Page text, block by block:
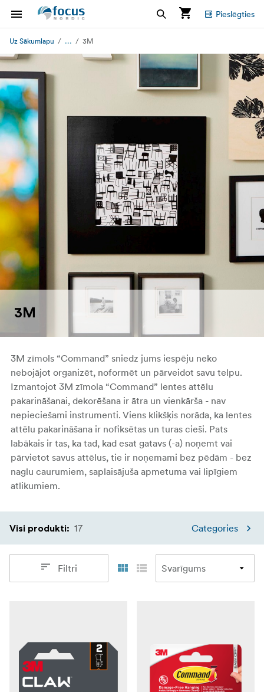
Pieslēgties
Uz Sākumlapu ... 3M
3M
3M zīmols “Command” sniedz jums iespēju neko
nebojājot organizēt, noformēt un pārveidot savu telpu.
Izmantojot 3M zīmola “Command” lentes attēlu
pakarināšanai, dekorēšana ir ātra un vienkārša - nav
nepieciešami instrumenti. Viens klikšķis norāda, ka lentes
attēlu pakarināšana ir nofiksētas un turas cieši. Pats
labākais ir tas, ka tad, kad esat gatavs (-a) noņemt vai
pārvietot savus attēlus, tie ir noņemami bez pēdām - bez
naglu caurumiem, saplaisājuša apmetuma vai lipīgiem
atlikumiem.
Visi produkti: 17 Categories
Filtri